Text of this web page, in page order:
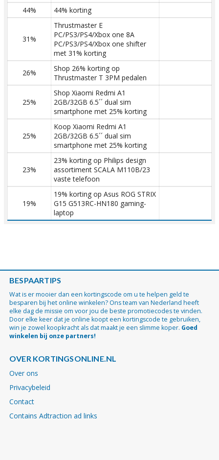
44%
44% korting
31%
Thrustmaster E
PC/PS3/PS4/Xbox one 8A
PC/PS3/PS4/Xbox one shifter
met 31% korting
26%
Shop 26% korting op
Thrustmaster T 3PM pedalen
25%
Shop Xiaomi Redmi A1
2GB/32GB 6.5´´ dual sim
smartphone met 25% korting
25%
Koop Xiaomi Redmi A1
2GB/32GB 6.5´´ dual sim
smartphone met 25% korting
23%
23% korting op Philips design
assortiment SCALA M110B/23
vaste telefoon
19%
19% korting op Asus ROG STRIX
G15 G513RC-HN180 gaming-
laptop
BESPAARTIPS
Wat is er mooier dan een kortingscode om u te helpen geld te
besparen bij het online winkelen? Ons team van Nederland heeft
elke dag de missie om voor jou de beste promotiecodes te vinden.
Door elke keer dat je online koopt een kortingscode te gebruiken,
win je zowel koopkracht als dat maakt je een slimme koper. Goed
winkelen bij onze partners!
OVER KORTINGSONLINE.NL
Over ons
Privacybeleid
Contact
Contains Adtraction ad links